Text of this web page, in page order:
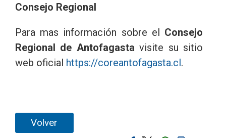
Consejo Regional
Para mas información sobre el Consejo
Regional de Antofagasta visite su sitio
web oficial https://coreantofagasta.cl.
Volver